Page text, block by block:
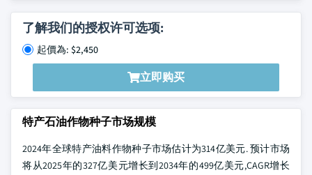
了解我们的授权许可选项:
起價為: $2,450
立即购买
特产石油作物种子市场规模
2024年全球特产油料作物种子市场估计为314亿美元. 预计市场
将从2025年的327亿美元增长到2034年的499亿美元,CAGR增长